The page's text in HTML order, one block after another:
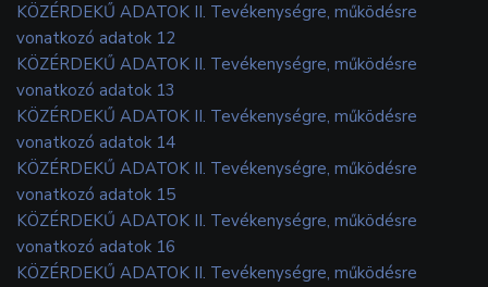
KÖZÉRDEKŰ ADATOK II. Tevékenységre, működésre
vonatkozó adatok 12
KÖZÉRDEKŰ ADATOK II. Tevékenységre, működésre
vonatkozó adatok 13
KÖZÉRDEKŰ ADATOK II. Tevékenységre, működésre
vonatkozó adatok 14
KÖZÉRDEKŰ ADATOK II. Tevékenységre, működésre
vonatkozó adatok 15
KÖZÉRDEKŰ ADATOK II. Tevékenységre, működésre
vonatkozó adatok 16
KÖZÉRDEKŰ ADATOK II. Tevékenységre, működésre